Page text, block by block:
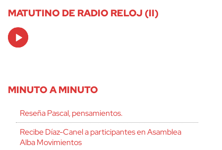
MATUTINO DE RADIO RELOJ (II)
Audio
Player
MINUTO A MINUTO
Reseña Pascal, pensamientos.
Recibe Díaz-Canel a participantes en Asamblea
Alba Movimientos